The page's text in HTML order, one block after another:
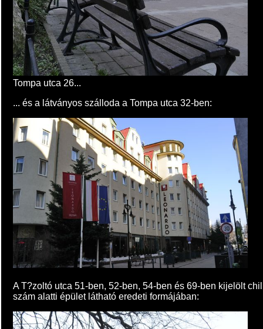
Tompa utca 26...
... és a látványos szálloda a Tompa utca 32-ben:
A T?zoltó utca 51-ben, 52-ben, 54-ben és 69-ben kijelölt
szám alatti épület látható eredeti formájában: